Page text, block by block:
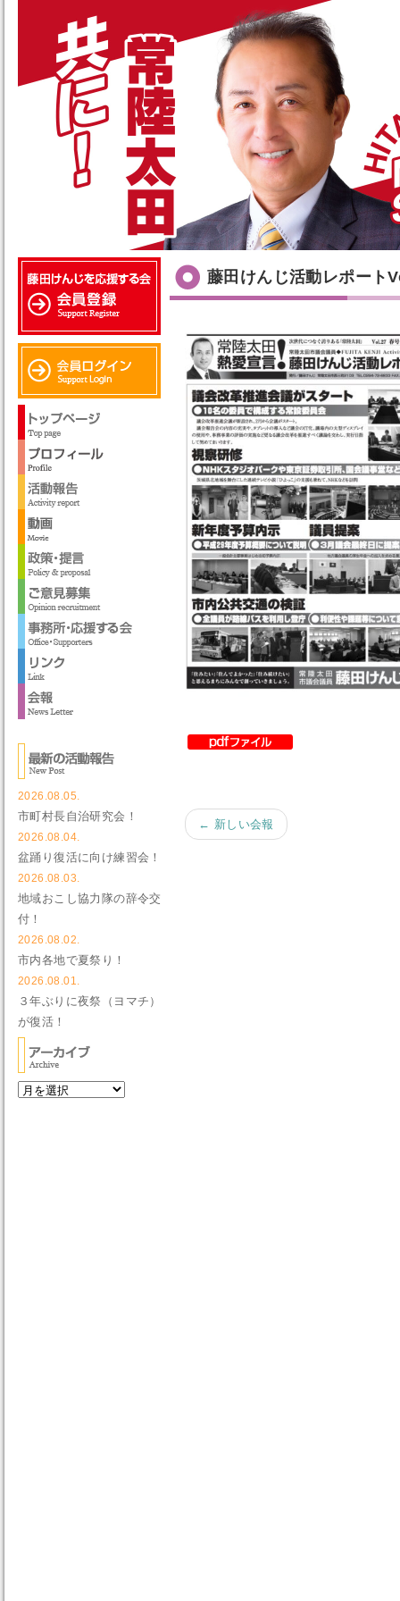
藤田けんじ活動レポート
← 新しい会報
2026.08.05.
市町村長自治研究会！
2026.08.04.
盆踊り復活に向け練習会！
2026.08.03.
地域おこし協力隊の辞令交
付！
2026.08.02.
市内各地で夏祭り！
2026.08.01.
３年ぶりに夜祭（ヨマチ）
が復活！